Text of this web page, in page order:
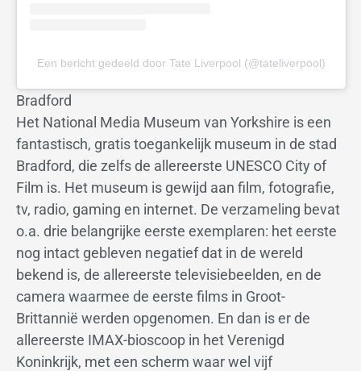
Een bericht gedeeld door Tate Liverpool (@tateliverpool)
Bradford
Het National Media Museum van Yorkshire is een
fantastisch, gratis toegankelijk museum in de stad
Bradford, die zelfs de allereerste UNESCO City of
Film is. Het museum is gewijd aan film, fotografie,
tv, radio, gaming en internet. De verzameling bevat
o.a. drie belangrijke eerste exemplaren: het eerste
nog intact gebleven negatief dat in de wereld
bekend is, de allereerste televisiebeelden, en de
camera waarmee de eerste films in Groot-
Brittannië werden opgenomen. En dan is er de
allereerste IMAX-bioscoop in het Verenigd
Koninkrijk, met een scherm waar wel vijf